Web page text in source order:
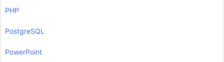
PHP
PostgreSQL
PowerPoint